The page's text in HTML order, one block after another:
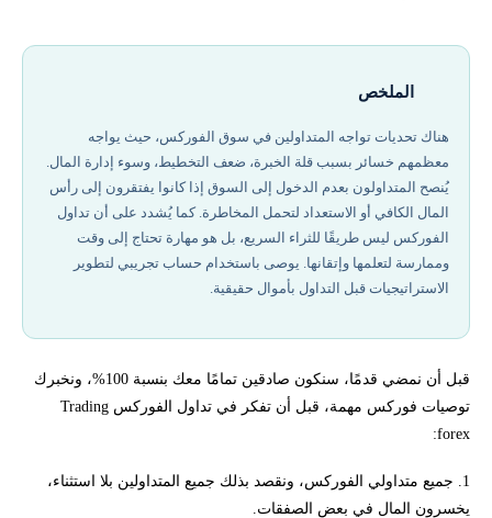
أفضل أوقات التداول في سوق الفوركس
3. تداول الفوركس ليس مخططًا للثراء السريع. تداول الفوركس مهارة
تتطلب وقتًا لتعلمها.
هل تريد المساعدة في بدء التداول التجريبي او الافتراضي؟
الملخص
هناك تحديات تواجه المتداولين في سوق الفوركس، حيث يواجه
معظمهم خسائر بسبب قلة الخبرة، ضعف التخطيط، وسوء إدارة المال.
يُنصح المتداولون بعدم الدخول إلى السوق إذا كانوا يفتقرون إلى رأس
المال الكافي أو الاستعداد لتحمل المخاطرة. كما يُشدد على أن تداول
الفوركس ليس طريقًا للثراء السريع، بل هو مهارة تحتاج إلى وقت
وممارسة لتعلمها وإتقانها. يوصى باستخدام حساب تجريبي لتطوير
الاستراتيجيات قبل التداول بأموال حقيقية.
قبل أن نمضي قدمًا، سنكون صادقين تمامًا معك بنسبة 100%، ونخبرك
توصيات فوركس مهمة، قبل أن تفكر في تداول الفوركس Trading
forex:
1. جميع متداولي الفوركس، ونقصد بذلك جميع المتداولين بلا استثناء،
يخسرون المال في بعض الصفقات.